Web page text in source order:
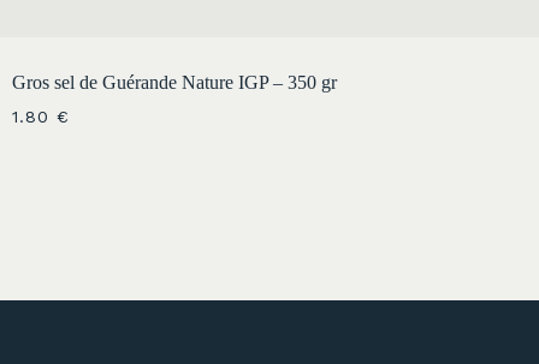
Gros sel de Guérande Nature IGP – 350 gr
1.80 €